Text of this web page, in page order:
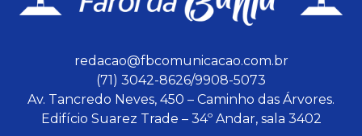
redacao@fbcomunicacao.com.br
(71) 3042-8626/9908-5073
Av. Tancredo Neves, 450 – Caminho das Árvores.
Edifício Suarez Trade – 34º Andar, sala 3402